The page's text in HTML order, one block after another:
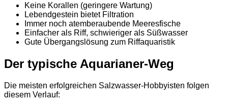
Keine Korallen (geringere Wartung)
Lebendgestein bietet Filtration
Immer noch atemberaubende Meeresfische
Einfacher als Riff, schwieriger als Süßwasser
Gute Übergangslösung zum Riffaquaristik
Der typische Aquarianer-Weg
Die meisten erfolgreichen Salzwasser-Hobbyisten folgen
diesem Verlauf: